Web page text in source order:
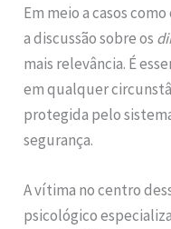
Em meio a casos
a discussão sobre os
mais relevância. É
em qualquer
protegida pelo
segurança.
A vítima no centro
psicológico